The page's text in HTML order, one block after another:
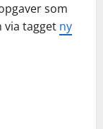
som
via tagget ny